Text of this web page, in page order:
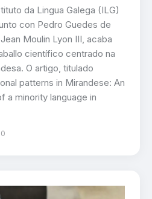
da Lingua Galega (ILG)
con Pedro Guedes de
Moulin Lyon III, acaba
científico centrado na
O artigo, titulado
patterns in Mirandese: An
a minority language in
0